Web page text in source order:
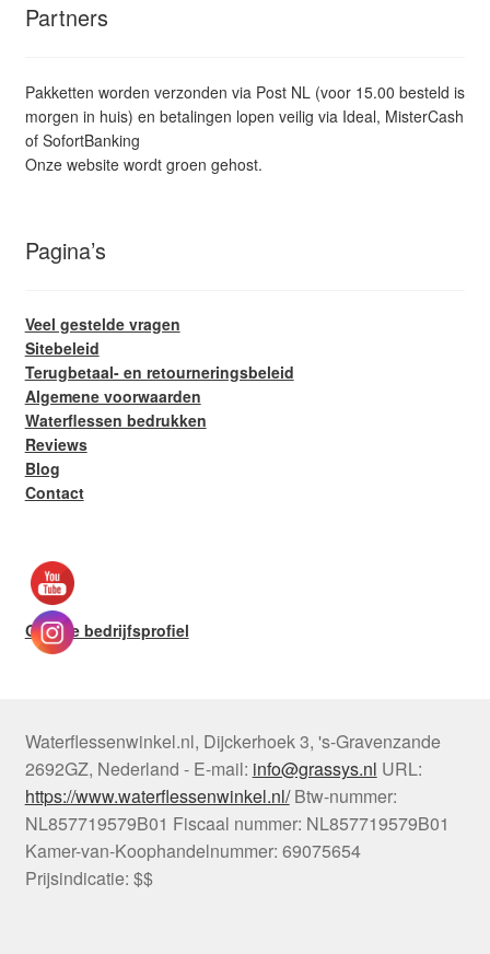
Partners
Pakketten worden verzonden via Post NL (voor 15.00 besteld is
morgen in huis) en betalingen lopen veilig via Ideal, MisterCash
of SofortBanking
Onze website wordt groen gehost.
Pagina’s
Veel gestelde vragen
Sitebeleid
Terugbetaal- en retourneringsbeleid
Algemene voorwaarden
Waterflessen bedrukken
Reviews
Blog
Contact
Google bedrijfsprofiel
Waterflessenwinkel.nl, Dijckerhoek 3, 's-Gravenzande
2692GZ, Nederland - E-mail: info@grassys.nl URL:
https://www.waterflessenwinkel.nl/ Btw-nummer:
NL857719579B01 Fiscaal nummer: NL857719579B01
Kamer-van-Koophandelnummer: 69075654
Prijsindicatie: $$